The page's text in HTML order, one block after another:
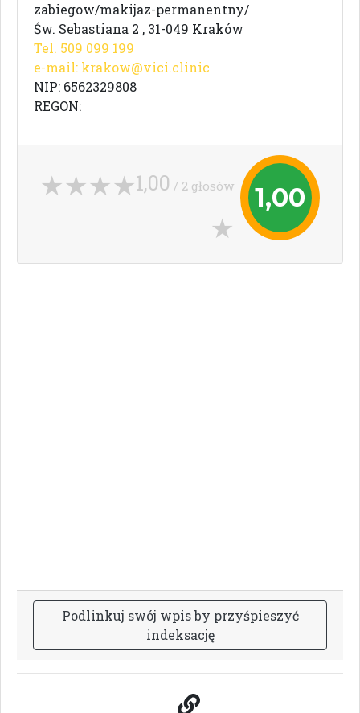
zabiegow/makijaz-permanentny/
Św. Sebastiana 2 , 31-049 Kraków
Tel. 509 099 199
e-mail: krakow@vici.clinic
NIP: 6562329808
REGON:
1,00
1,00 / 2 głosów
Podlinkuj swój wpisby przyśpieszyć
indeksację